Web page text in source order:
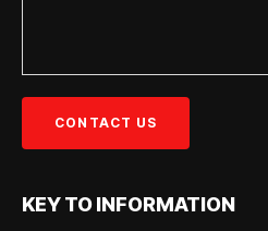
KEY TO INFORMATION